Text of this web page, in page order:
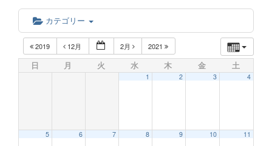
カテゴリー
2019 12月 2月 2021
日 月 火 水 木 金 土
1 2 3 4
5 6 7 8 9 10 11